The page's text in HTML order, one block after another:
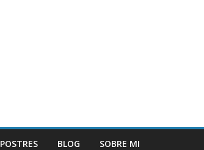
POSTRES BLOG SOBRE MI